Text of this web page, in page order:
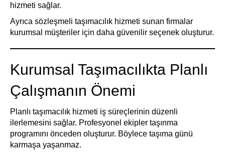
hizmeti sağlar.
Ayrıca sözleşmeli taşımacılık hizmeti sunan firmalar
kurumsal müşteriler için daha güvenilir seçenek oluşturur.
Kurumsal Taşımacılıkta Planlı
Çalışmanın Önemi
Planlı taşımacılık hizmeti iş süreçlerinin düzenli
ilerlemesini sağlar. Profesyonel ekipler taşınma
programını önceden oluşturur. Böylece taşıma günü
karmaşa yaşanmaz.